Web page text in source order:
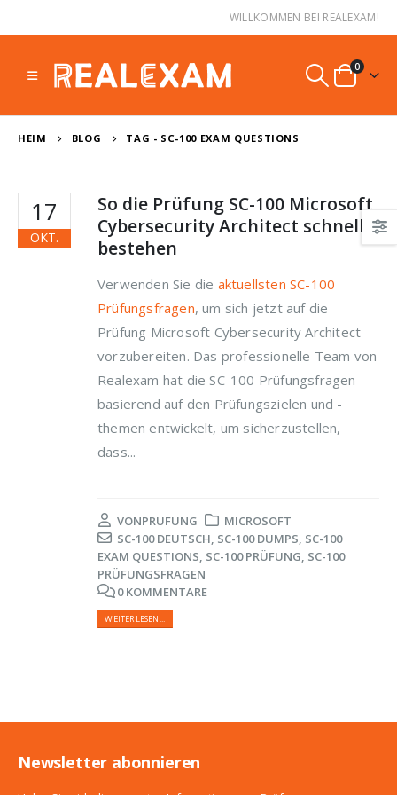
WILLKOMMEN BEI REALEXAM!
0
HEIM BLOG TAG - SC-100 EXAM QUESTIONS
17
OKT.
So die Prüfung SC-100 Microsoft
Cybersecurity Architect schnell
bestehen
Verwenden Sie die aktuellsten SC-100
Prüfungsfragen, um sich jetzt auf die
Prüfung Microsoft Cybersecurity Architect
vorzubereiten. Das professionelle Team von
Realexam hat die SC-100 Prüfungsfragen
basierend auf den Prüfungszielen und -
themen entwickelt, um sicherzustellen,
dass...
VONPRUFUNG
MICROSOFT
SC-100 DEUTSCH, SC-100 DUMPS, SC-100
EXAM QUESTIONS, SC-100 PRÜFUNG, SC-100
PRÜFUNGSFRAGEN
0 KOMMENTARE
WEITERLESEN...
Newsletter abonnieren